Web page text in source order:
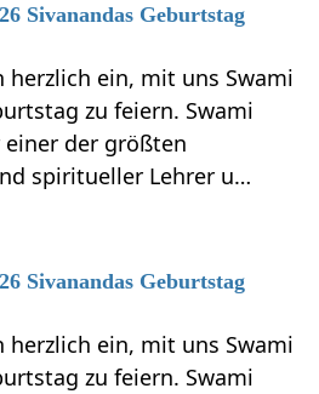
Sivanandas Geburtstag
herzlich ein, mit uns Swami
zu feiern. Swami
einer der größten
spiritueller Lehrer u…
Sivanandas Geburtstag
herzlich ein, mit uns Swami
zu feiern. Swami